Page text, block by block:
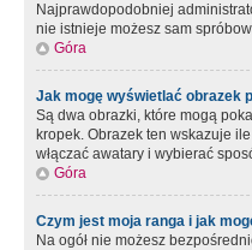
Najprawdopodobniej
nie istnieje możesz sam
Góra
Jak mogę wyświetlać obrazek
Są dwa obrazki, które mogą
kropek. Obrazek ten wskazuje
włączać awatary i wybierać
Góra
Czym jest moja ranga i jak
Na ogół nie możesz